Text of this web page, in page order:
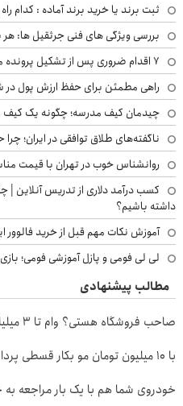
ثبت برند یا خرید برند آماده : کدام
بررسی ویژگی های فنی جرثقیل ها: هر
۷ اقدام ضروری پس از تشکیل پرونده مواد مخدر؛ راهنمای خانواده‌ها
راهی مطمئن برای حفظ ارزش پول در
چیدمان کیف مدرسه؛ چگونه یک
ناگفته‌های طلاق توافقی در
روانشناس خوب در تهران با قیمت
کسب درآمد دلاری از تدریس آنلاین |
داشته باشیم؟
آموزش نکات مهم قبل از خرید فالوور
لی لی فومی و پازل آموزشی فومی؛
مطالب پیشنهادی
صاحب فروشگاه هستی؟ وام تا ۳ میلیارد تومان بگیر
با 10 میلیون تومان مو بکار قسطی پرداختش کن😍
خودروی شما هم با یک بار مراجعه به خودرو45 فروخته